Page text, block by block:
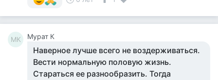
МК Мурат К
Наверное лучше всего не воздерживаться.
Вести нормальную половую жизнь.
Стараться ее разнообразить. Тогда